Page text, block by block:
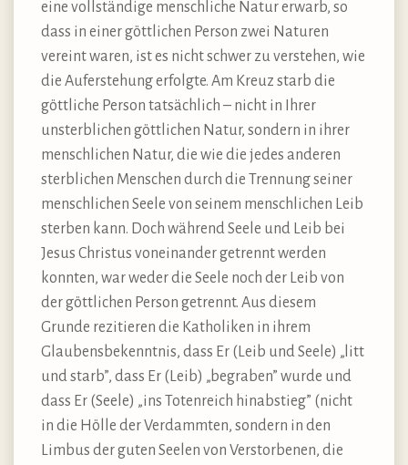
eine vollständige menschliche Natur erwarb, so
dass in einer göttlichen Person zwei Naturen
vereint waren, ist es nicht schwer zu verstehen, wie
die Auferstehung erfolgte. Am Kreuz starb die
göttliche Person tatsächlich – nicht in Ihrer
unsterblichen göttlichen Natur, sondern in ihrer
menschlichen Natur, die wie die jedes anderen
sterblichen Menschen durch die Trennung seiner
menschlichen Seele von seinem menschlichen Leib
sterben kann. Doch während Seele und Leib bei
Jesus Christus voneinander getrennt werden
konnten, war weder die Seele noch der Leib von
der göttlichen Person getrennt. Aus diesem
Grunde rezitieren die Katholiken in ihrem
Glaubensbekenntnis, dass Er (Leib und Seele) „litt
und starb”, dass Er (Leib) „begraben” wurde und
dass Er (Seele) „ins Totenreich hinabstieg” (nicht
in die Hölle der Verdammten, sondern in den
Limbus der guten Seelen von Verstorbenen, die